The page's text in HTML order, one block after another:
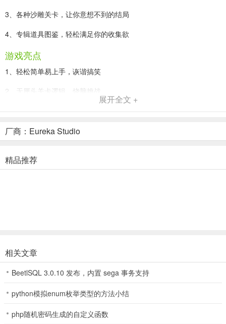
3、各种沙雕关卡，让你意想不到的结局
4、专辑道具图鉴，轻松满足你的收集欲
游戏亮点
1、轻松简单易上手，诙谐搞笑
2、无厘头关卡逻辑，烧脑挑战
4、超洗脑魔性音乐，停不下来
游戏攻略
来到右侧画面，点击自动贩卖机底下的100日元，然后拖到小卖部使
用，得到一份报纸。回到左侧画面，对椅子使用报纸，过关
第三关：
来到右侧画面，打翻垃圾桶，捡起美女杂志，把美女杂志给左侧画面
的守门员，然后点击足球，过关
展开全文 +
厂商：Eureka Studio
精品推荐
相关文章
BeetlSQL 3.0.10 发布，内置 sega 事务支持
python模拟enum枚举类型的方法小结
php随机密码生成的自定义函数